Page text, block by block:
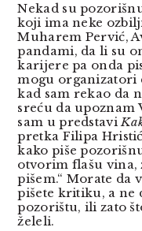
Nekad su
koji ima neke
Muharem Pervić,
pandami, da li su
karijere pa onda
mogu organizatori
kad sam rekao da
sreću da upoznam
sam u predstavi
pretka Filipa
kako piše
otvorim flašu vina,
pišem.“ Morate da
pišete kritiku, a ne
pozorištu, ili zato
želeli.